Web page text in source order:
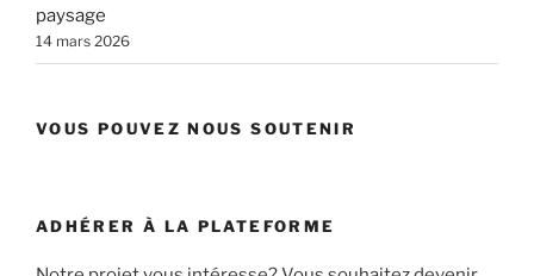
paysage
14 mars 2026
VOUS POUVEZ NOUS SOUTENIR
ADHÉRER À LA PLATEFORME